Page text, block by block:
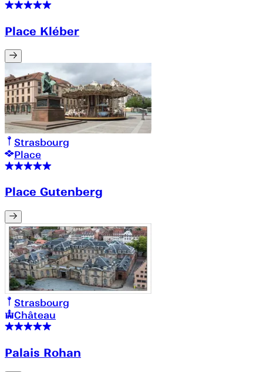
Place Kléber
Strasbourg
Place
Place Gutenberg
Strasbourg
Château
Palais Rohan